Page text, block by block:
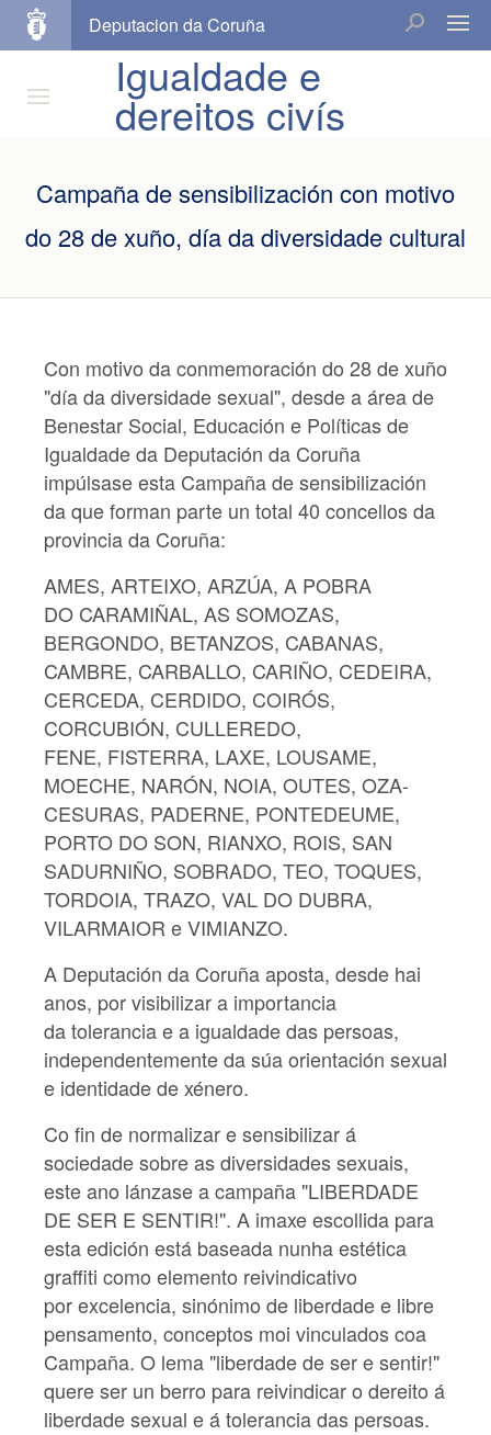
Deputacion da Coruña
Igualdade e
dereitos civís
Campaña de sensibilización con motivo
do 28 de xuño, día da diversidade cultural
Con motivo da conmemoración do 28 de xuño
"día da diversidade sexual", desde a área de
Benestar Social, Educación e Políticas de
Igualdade da Deputación da Coruña
impúlsase esta Campaña de sensibilización
da que forman parte un total 40 concellos da
provincia da Coruña:
AMES, ARTEIXO, ARZÚA, A POBRA
DO CARAMIÑAL, AS SOMOZAS,
BERGONDO, BETANZOS, CABANAS,
CAMBRE, CARBALLO, CARIÑO, CEDEIRA,
CERCEDA, CERDIDO, COIRÓS,
CORCUBIÓN, CULLEREDO,
FENE, FISTERRA, LAXE, LOUSAME,
MOECHE, NARÓN, NOIA, OUTES, OZA-
CESURAS, PADERNE, PONTEDEUME,
PORTO DO SON, RIANXO, ROIS, SAN
SADURNIÑO, SOBRADO, TEO, TOQUES,
TORDOIA, TRAZO, VAL DO DUBRA,
VILARMAIOR e VIMIANZO.
A Deputación da Coruña aposta, desde hai
anos, por visibilizar a importancia
da tolerancia e a igualdade das persoas,
independentemente da súa orientación sexual
e identidade de xénero.
Co fin de normalizar e sensibilizar á
sociedade sobre as diversidades sexuais,
este ano lánzase a campaña "LIBERDADE
DE SER E SENTIR!". A imaxe escollida para
esta edición está baseada nunha estética
graffiti como elemento reivindicativo
por excelencia, sinónimo de liberdade e libre
pensamento, conceptos moi vinculados coa
Campaña. O lema "liberdade de ser e sentir!"
quere ser un berro para reivindicar o dereito á
liberdade sexual e á tolerancia das persoas.